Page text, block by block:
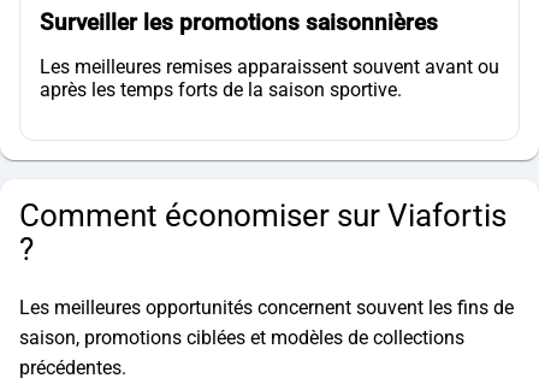
Surveiller les promotions saisonnières
Les meilleures remises apparaissent souvent avant ou
après les temps forts de la saison sportive.
Comment économiser sur Viafortis
?
Les meilleures opportunités concernent souvent les fins de
saison, promotions ciblées et modèles de collections
précédentes.